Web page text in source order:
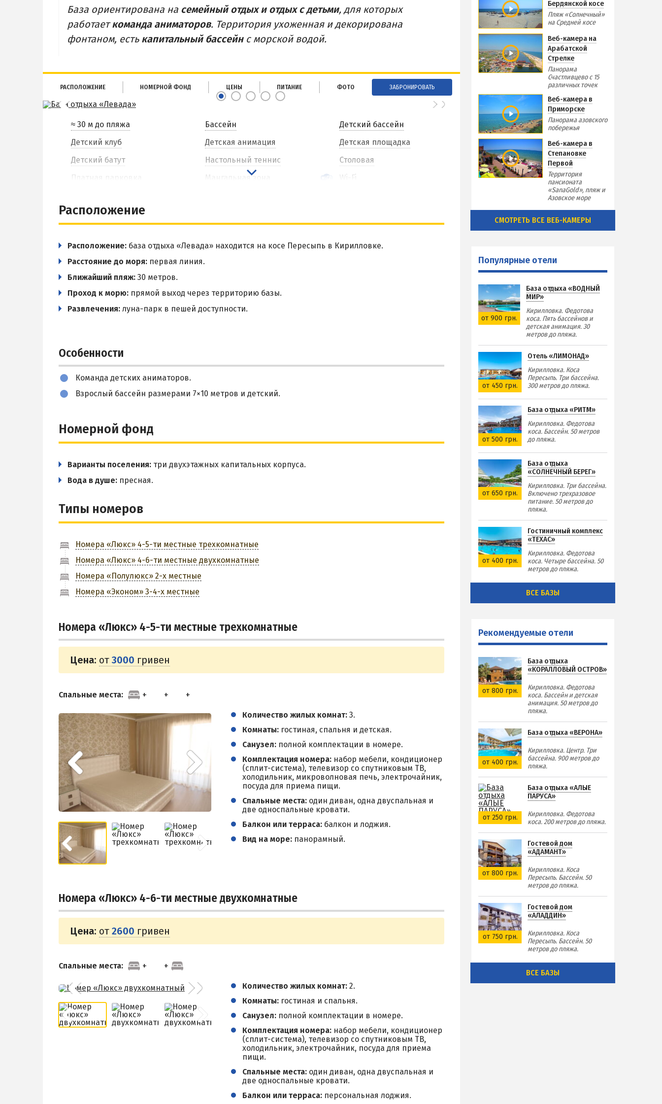
База ориентирована на семейный отдых и отдых с детьми, для которых
работаеткоманда аниматоров. Территория ухоженная и декорирована
фонтаном, есть капитальный бассейнс морской водой.
РАСПОЛОЖЕНИЕ НОМЕРНОЙ ФОНД ЦЕНЫ ПИТАНИЕ ФОТО ЗАБРОНИРОВАТЬ
≈ 30 м до пляжа Бассейн
Детский бассейн
Детский клуб
Детская анимация
Детская площадка
Детский батут
Настольный теннис
Столовая
Платная парковка
Мангальная зона Wi-Fi
Расположение
Расположение: база отдыха «Левада» находится на косе Пересыпь в Кирилловке.
Расстояние до моря: первая линия.
Ближайший пляж: 30 метров.
Проход к морю: прямой выход через территорию базы.
Развлечения: луна-парк в пешей доступности.
Особенности
Команда детских аниматоров.
Взрослый бассейн размерами 7×10 метров и детский.
Номерной фонд
Варианты поселения: три двухэтажных капитальных корпуса.
Вода в душе: пресная.
Типы номеров
Номера «Люкс» 4-5-ти местные трехкомнатные
Номера «Люкс» 4-6-ти местные двухкомнатные
Номера «Полулюкс» 2-х местные
Номера «Эконом» 3-4-х местные
Номера «Люкс» 4-5-ти местные трехкомнатные
Цена: от 3000 гривен
Спальные места:
Количество жилых комнат: 3.
Комнаты: гостиная, спальня и детская.
Санузел: полной комплектации в номере.
Комплектация номера: набор мебели, кондиционер
(сплит-система), телевизор со спутниковым ТВ,
холодильник, микроволновая печь, электрочайник,
посуда для приема пищи.
Спальные места: один диван, одна двуспальная и
две односпальные кровати.
Балкон или терраса: балкон и лоджия.
Вид на море: панорамный.
Номера «Люкс» 4-6-ти местные двухкомнатные
Цена: от 2600 гривен
Спальные места:
Количество жилых комнат: 2.
Комнаты: гостиная и спальня.
Санузел: полной комплектации в номере.
Комплектация номера: набор мебели, кондиционер
(сплит-система), телевизор со спутниковым ТВ,
холодильник, электрочайник, посуда для приема
пищи.
Спальные места: один диван, одна двуспальная и
две односпальные кровати.
Балкон или терраса: персональная лоджия.
Бердянской косе
Пляж «Солнечный»
на Средней косе
Веб-камера на
Арабатской
Стрелке
Панорама
Счастливцево с 15
различных точек
Веб-камера в
Приморске
Панорама азовского
побережья
Веб-камера в
Степановке
Первой
Территория
пансионата
«SanaGold», пляж и
Азовское море
СМОТРЕТЬ ВСЕ ВЕБ-КАМЕРЫ
Популярные отели
от 900 грн.
База отдыха «ВОДНЫЙ
МИР»
Кирилловка. Федотова
коса. Пять бассейнов и
детская анимация. 30
метров до пляжа.
от 450 грн.
Отель «ЛИМОНАД»
Кирилловка. Коса
Пересыпь. Три бассейна.
300 метров до пляжа.
от 500 грн.
База отдыха «РИТМ»
Кирилловка. Федотова
коса. Бассейн. 50 метров
до пляжа.
от 650 грн.
База отдыха
«СОЛНЕЧНЫЙ БЕРЕГ»
Кирилловка. Три бассейна.
Включено трехразовое
питание. 50 метров до
пляжа.
от 400 грн.
Гостиничный комплекс
«ТЕХАС»
Кирилловка. Федотова
коса. Четыре бассейна. 50
метров до пляжа.
ВСЕ БАЗЫ
Рекомендуемые отели
от 800 грн.
База отдыха
«КОРАЛЛОВЫЙ ОСТРОВ»
Кирилловка. Федотова
коса. Бассейн и детская
анимация. 50 метров до
пляжа.
от 400 грн.
База отдыха «ВЕРОНА»
Кирилловка. Центр. Три
бассейна. 900 метров до
пляжа.
от 250 грн.
База отдыха «АЛЫЕ
ПАРУСА»
Кирилловка. Федотова
коса. 200 метров до пляжа.
от 800 грн.
Гостевой дом
«АДАМАНТ»
Кирилловка. Коса
Пересыпь. Бассейн. 50
метров до пляжа.
от 750 грн.
Гостевой дом
«АЛАДДИН»
Кирилловка. Коса
Пересыпь. Бассейн. 50
метров до пляжа.
ВСЕ БАЗЫ